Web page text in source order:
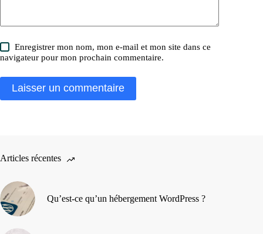
Enregistrer mon nom, mon e-mail et mon site dans ce
navigateur pour mon prochain commentaire.
Laisser un commentaire
Articles récentes
Qu’est-ce qu’un hébergement WordPress ?